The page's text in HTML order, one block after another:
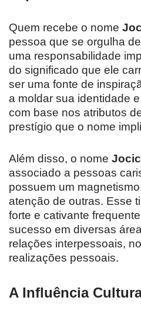
Quem recebe o nome
pessoa que se orgulha
uma responsabilidade
do significado que ele
ser uma fonte de
a moldar sua identidade
com base nos atributos
prestígio que o nome
Além disso, o nome
associado a pessoas
possuem um
atenção de outras. Esse
forte e cativante
sucesso em diversas
relações interpessoais,
realizações pessoais.
A Influência